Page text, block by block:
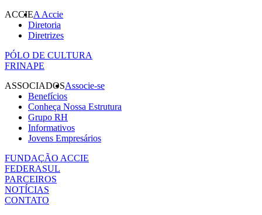
ACCIEA Accie
Diretoria
Diretrizes
PÓLO DE CULTURA
FRINAPE
ASSOCIADOSAssocie-se
Benefícios
Conheça Nossa Estrutura
Grupo RH
Informativos
Jovens Empresários
FUNDAÇÃO ACCIE
FEDERASUL
PARCEIROS
NOTÍCIAS
CONTATO